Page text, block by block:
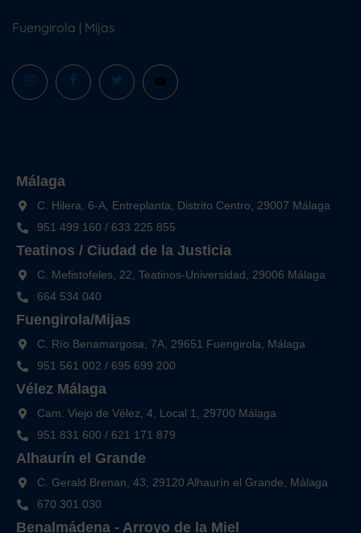
Fuengirola | Mijas
Málaga
C. Hilera, 6-A, Entreplanta, Distrito Centro, 29007 Málaga
951 499 160 / 633 225 855
Teatinos / Ciudad de la Justicia
C. Mefistofeles, 22, Teatinos-Universidad, 29006 Málaga
664 534 040
Fuengirola/Mijas
C. Río Benamargosa, 7A, 29651 Fuengirola, Málaga
951 561 002 / 695 699 200
Vélez Málaga
Cam. Viejo de Vélez, 4, Local 1, 29700 Málaga
951 831 600 / 621 171 879
Alhaurín el Grande
C. Gerald Brenan, 43, 29120 Alhaurín el Grande, Málaga
670 301 030
Benalmádena - Arroyo de la Miel